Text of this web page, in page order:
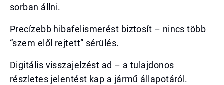
sorban állni.
Precízebb hibafelismerést biztosít – nincs több
“szem elől rejtett” sérülés.
Digitális visszajelzést ad – a tulajdonos
részletes jelentést kap a jármű állapotáról.